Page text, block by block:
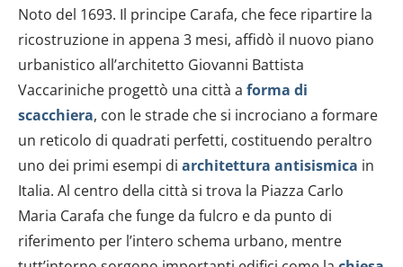
Noto del 1693. Il principe Carafa, che fece ripartire la
ricostruzione in appena 3 mesi, affidò il nuovo piano
urbanistico all’architetto Giovanni Battista
Vaccariniche progettò una città a forma di
scacchiera, con le strade che si incrociano a formare
un reticolo di quadrati perfetti, costituendo peraltro
uno dei primi esempi di architettura antisismica in
Italia. Al centro della città si trova la Piazza Carlo
Maria Carafa che funge da fulcro e da punto di
riferimento per l’intero schema urbano, mentre